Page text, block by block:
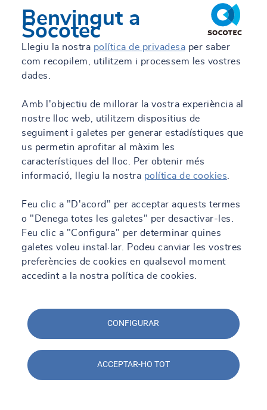
Benvingut a
Socotec
Llegiu la nostra política de privadesa per saber
com recopilem, utilitzem i processem les vostres
dades.
Amb l'objectiu de millorar la vostra experiència al
nostre lloc web, utilitzem dispositius de
seguiment i galetes per generar estadístiques que
us permetin aprofitar al màxim les
característiques del lloc. Per obtenir més
informació, llegiu la nostra política de cookies
Feu clic a "D'acord" per acceptar aquests termes
o "Denega totes les galetes" per desactivar-les.
Feu clic a "Configura" per determinar quines
galetes voleu instal·lar. Podeu canviar les vostres
preferències de cookies en qualsevol moment
accedint a la nostra política de cookies.
CONFIGURAR
ACCEPTAR-HO TOT